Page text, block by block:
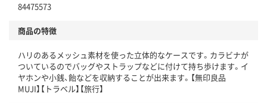
84475573
商品の特徴
ハリのあるメッシュ素材を使った立体的なケースです。カラビナが
ついているのでバッグやストラップなどに付けて持ち歩けます。イ
ヤホンや小銭、飴などを収納することが出来ます。【無印良品
MUJI】【トラベル】【旅行】